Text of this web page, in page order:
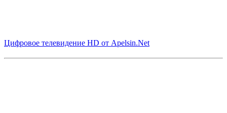
Цифровое телевидение HD от Аpelsin.Net